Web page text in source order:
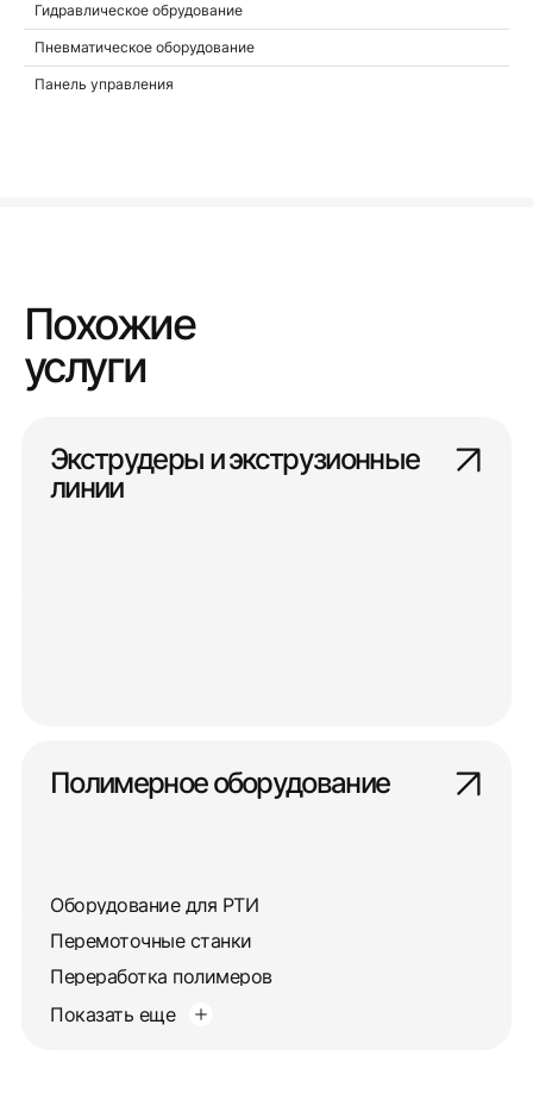
Гидравлическое обрудование
Пневматическое оборудование
Панель управления
Похожие
услуги
Экструдеры и экструзионные
линии
Полимерное оборудование
Оборудование для РТИ
Перемоточные станки
Переработка полимеров
Показать еще